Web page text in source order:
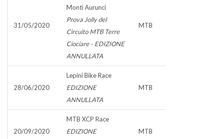
31/05/2020
Monti Aurunci
Prova Jolly del
Circuito MTB Terre
Ciociare - EDIZIONE
ANNULLATA
MTB
28/06/2020
Lepini Bike Race
EDIZIONE
ANNULLATA
MTB
20/09/2020
MTB XCP Race
EDIZIONE
MTB